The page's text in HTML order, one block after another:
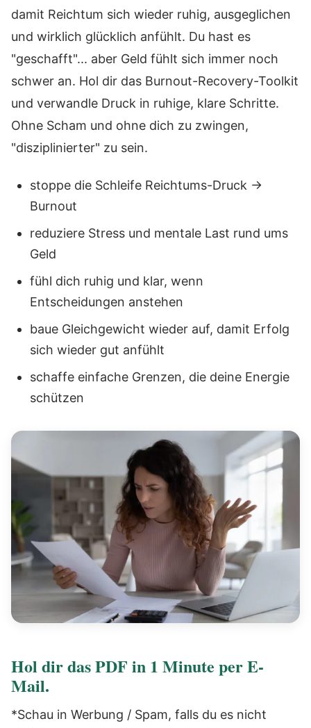
damit Reichtum sich wieder ruhig, ausgeglichen
und wirklich glücklich anfühlt. Du hast es
"geschafft"... aber Geld fühlt sich immer noch
schwer an. Hol dir das Burnout-Recovery-Toolkit
und verwandle Druck in ruhige, klare Schritte.
Ohne Scham und ohne dich zu zwingen,
"disziplinierter" zu sein.
stoppe die Schleife Reichtums-Druck →
Burnout
reduziere Stress und mentale Last rund ums
Geld
fühl dich ruhig und klar, wenn
Entscheidungen anstehen
baue Gleichgewicht wieder auf, damit Erfolg
sich wieder gut anfühlt
schaffe einfache Grenzen, die deine Energie
schützen
Hol dir das PDF in 1 Minute per E-
Mail.
*Schau in Werbung / Spam, falls du es nicht